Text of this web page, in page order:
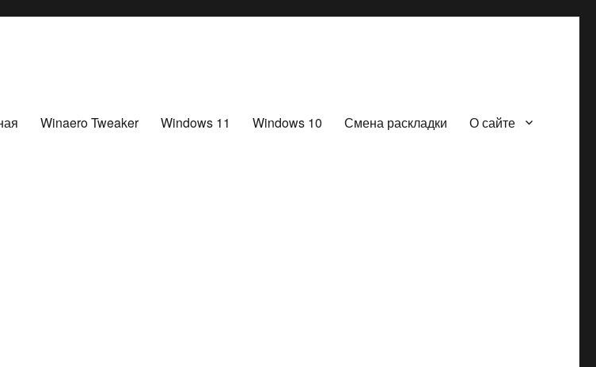
Winaero Tweaker Windows 11 Windows 10 Смена раскладки О сайте